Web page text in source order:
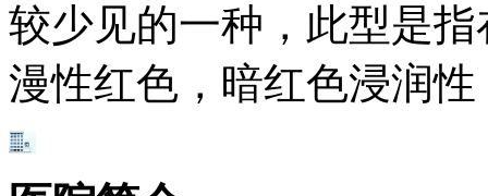
较少见的一种，此型是
漫性红色，暗红色浸润性